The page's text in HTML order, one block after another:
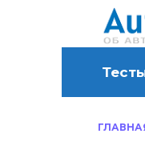
содержанию